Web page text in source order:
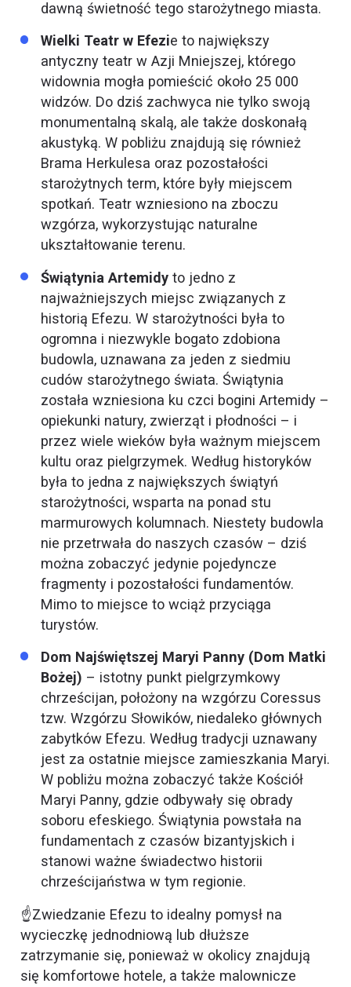
dawną świetność tego starożytnego miasta.
Wielki Teatr w Efezie to największy
antyczny teatr w Azji Mniejszej, którego
widownia mogła pomieścić około 25 000
widzów. Do dziś zachwyca nie tylko swoją
monumentalną skalą, ale także doskonałą
akustyką. W pobliżu znajdują się również
Brama Herkulesa oraz pozostałości
starożytnych term, które były miejscem
spotkań. Teatr wzniesiono na zboczu
wzgórza, wykorzystując naturalne
ukształtowanie terenu.
Świątynia Artemidy to jedno z
najważniejszych miejsc związanych z
historią Efezu. W starożytności była to
ogromna i niezwykle bogato zdobiona
budowla, uznawana za jeden z siedmiu
cudów starożytnego świata. Świątynia
została wzniesiona ku czci bogini Artemidy –
opiekunki natury, zwierząt i płodności – i
przez wiele wieków była ważnym miejscem
kultu oraz pielgrzymek. Według historyków
była to jedna z największych świątyń
starożytności, wsparta na ponad stu
marmurowych kolumnach. Niestety budowla
nie przetrwała do naszych czasów – dziś
można zobaczyć jedynie pojedyncze
fragmenty i pozostałości fundamentów.
Mimo to miejsce to wciąż przyciąga
turystów.
Dom Najświętszej Maryi Panny (Dom Matki
Bożej) – istotny punkt pielgrzymkowy
chrześcijan, położony na wzgórzu Coressus
tzw. Wzgórzu Słowików, niedaleko głównych
zabytków Efezu. Według tradycji uznawany
jest za ostatnie miejsce zamieszkania Maryi.
W pobliżu można zobaczyć także Kościół
Maryi Panny, gdzie odbywały się obrady
soboru efeskiego. Świątynia powstała na
fundamentach z czasów bizantyjskich i
stanowi ważne świadectwo historii
chrześcijaństwa w tym regionie.
☝️Zwiedzanie Efezu to idealny pomysł na
wycieczkę jednodniową lub dłuższe
zatrzymanie się, ponieważ w okolicy znajdują
się komfortowe hotele, a także malownicze